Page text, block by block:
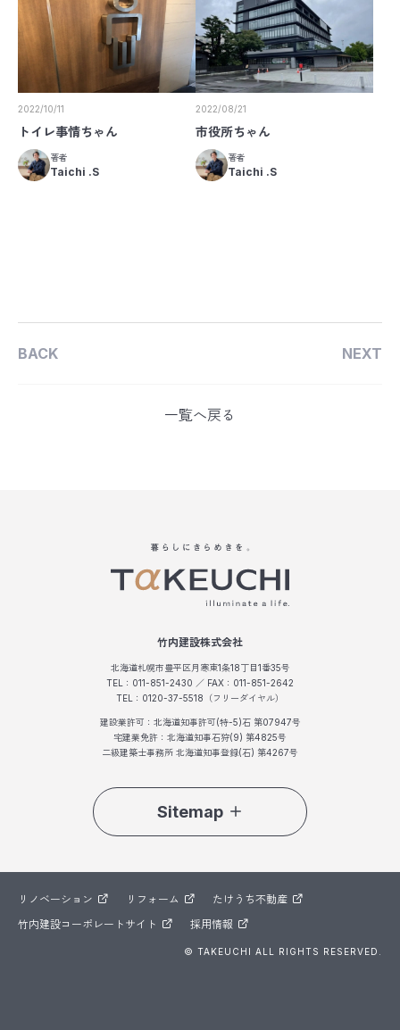
2022/10/11
トイレ事情ちゃん
著者
Taichi .S
2022/08/21
市役所ちゃん
著者
Taichi .S
BACK
一覧へ戻る
NEXT
竹内建設株式会社
北海道札幌市豊平区月寒東1条18丁目1番35号
TEL：011-851-2430 ／ FAX：011-851-2642
TEL：0120-37-5518（フリーダイヤル）
建設業許可：北海道知事許可(特-5)石 第07947号
宅建業免許：北海道知事石狩(9) 第4825号
二級建築士事務所 北海道知事登録(石) 第4267号
Sitemap
リノベーション リフォーム
たけうち不動産
竹内建設コーポレートサイト
採用情報
© TAKEUCHI ALL RIGHTS RESERVED.